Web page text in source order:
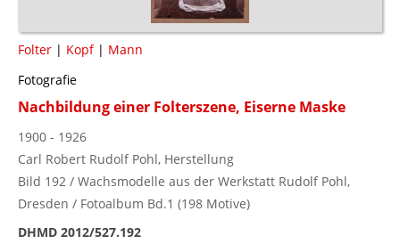
Folter | Kopf| Mann
Fotografie
Nachbildung einer Folterszene, Eiserne Maske
1900 - 1926
Carl Robert Rudolf Pohl, Herstellung
Bild 192 / Wachsmodelle aus der Werkstatt Rudolf Pohl,
Dresden / Fotoalbum Bd.1 (198 Motive)
DHMD 2012/527.192